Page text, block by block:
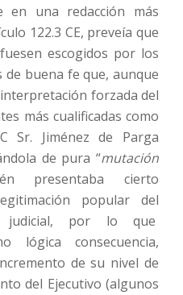
en una redacción más
122.3 CE, preveía que
escogidos por los
de buena fe que, aunque
forzada del
más cualificadas como
Sr. Jiménez de Parga
de pura “mutación
presentaba cierto
popular del
judicial, por lo que
lógica consecuencia,
de su nivel de
del Ejecutivo (algunos